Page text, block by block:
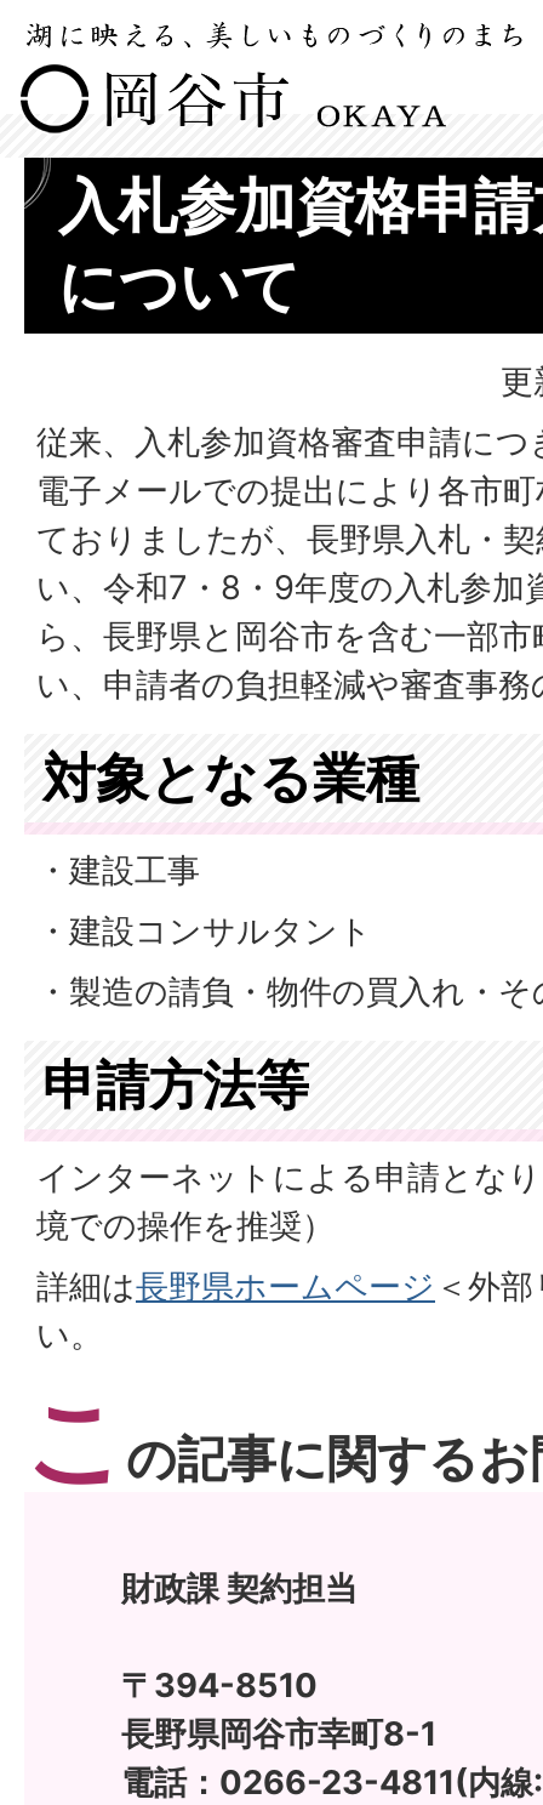
入札参加資格申
について
更
従来、入札参加資格審査申請に
電子メールでの提出により各市
ておりましたが、長野県入札・
い、令和7・8・9年度の入札参加
ら、長野県と岡谷市を含む一部
い、申請者の負担軽減や審査事
対象となる業種
・建設工事
・建設コンサルタント
・製造の請負・物件の買入れ・
申請方法等
インターネットによる申請とな
境での操作を推奨）
詳細は長野県ホームページ ＜外
い。
こ の記事に関する
財政課 契約担当
〒394-8510
長野県岡谷市幸町8-1
電話：0266-23-4811(内